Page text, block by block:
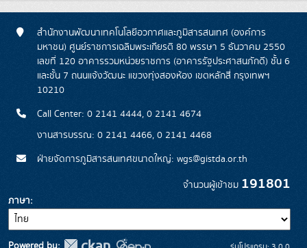
สำนักงานพัฒนาเทคโนโลยีอวกาศและภูมิสารสนเทศ (องค์การ
มหาชน) ศูนย์ราชการเฉลิมพระเกียรติ 80 พรรษา 5 ธันวาคม 2550
เลขที่ 120 อาคารรวมหน่วยราชการ (อาคารรัฐประศาสนภักดี) ชั้น 6
และชั้น 7 ถนนแจ้งวัฒนะ แขวงทุ่งสองห้อง เขตหลักสี่ กรุงเทพฯ
10210
Call Center: 0 2141 4444, 0 2141 4674
งานสารบรรณ: 0 2141 4466, 0 2141 4468
ฝ่ายจัดการภูมิสารสนเทศขนาดใหญ่: wgs@gistda.or.th
จำนวนผู้เข้าชม 191801
ภาษา